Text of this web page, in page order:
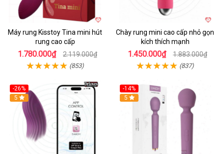
Máy rung Kisstoy Tina mini hút
rung cao cấp
1.780.000₫ 2.119.000₫
(853)
Chày rung mini cao cấp nhỏ gọn
kích thích mạnh
1.450.000₫ 1.883.000₫
(837)
-26%
Hot
5
-14%
Hot
5